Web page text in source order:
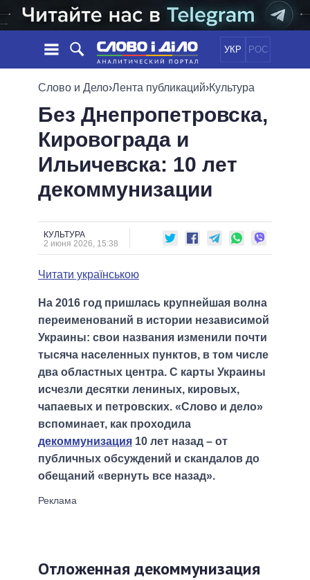
УКР РОС
НОВОСТИ
ЛЕНТА
СОБЫТИЯ
СТАТЬИ
ОБЗОРЫ
ДАЙДЖЕСТЫ
ПОЛИТИКА
ЭКОНОМИКА
ОБЩЕСТВО
ОБЕЩАНИЯ
ПОЛИТИКИ
ПРЕЗИДЕНТ И ОФИС
ВЕРХОВНАЯ РАДА
КАБИНЕТ МИНИСТРОВ
МЭРЫ
ВСЕ ПЕРСОНЫ
ПОДДЕРЖАТЬ
СРАВНЕНИЕ ПОЛИТИКОВ
Слово и Дело›Лента публикаций›Культура
Без Днепропетровска,
Кировограда и
Ильичевска: 10 лет
декоммунизации
КУЛЬТУРА
2 июня 2026, 15:38
Читати українською
На 2016 год пришлась крупнейшая волна
переименований в истории независимой
Украины: свои названия изменили почти
тысяча населенных пунктов, в том числе
два областных центра. С карты Украины
исчезли десятки лениных, кировых,
чапаевых и петровских. «Слово и дело»
вспоминает, как проходила
декоммунизация 10 лет назад – от
публичных обсуждений и скандалов до
обещаний «вернуть все назад».
Отложенная декоммунизация